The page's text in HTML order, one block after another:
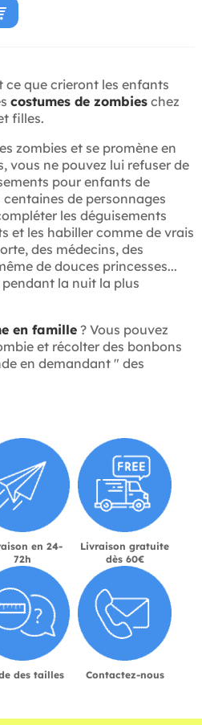
ce que crieront les enfants
costumes de zombies chez
filles.
zombies et se promène en
vous ne pouvez lui refuser de
pour enfants de
de personnages
les déguisements
et les habiller comme de vrais
des médecins, des
de douces princesses...
la nuit la plus
en famille ? Vous pouvez
et récolter des bonbons
en demandant " des
en 24-
72h
Livraison gratuite
dès 60€
des tailles Contactez-nous